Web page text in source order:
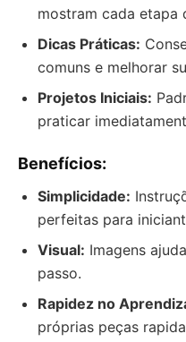
mostram cada etapa
Dicas Práticas:
comuns e melhorar
Projetos Iniciais:
praticar
Benefícios:
Simplicidade:
perfeitas para
Visual: Imagens
passo.
Rapidez no
próprias peças